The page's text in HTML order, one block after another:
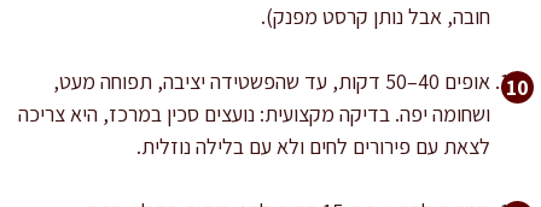
חובה, אבל נותן קרסט מפנק).
אופים 40–50 דקות, עד שהפשטידה יציבה, תפוחה מעט,
ושחומה יפה. בדיקה מקצועית: נועצים סכין במרכז, היא צריכה
לצאת עם פירורים לחים ולא עם בלילה נוזלית.